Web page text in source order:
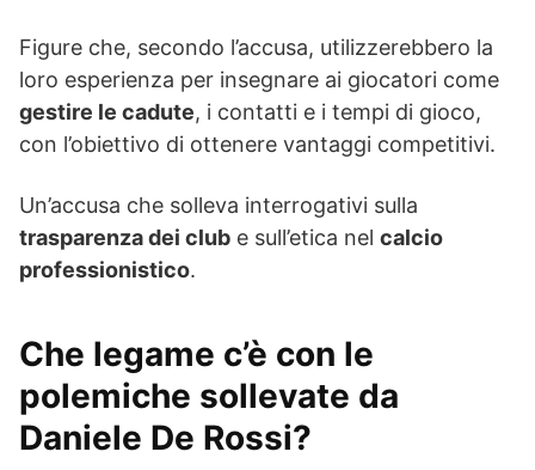
Figure che, secondo l’accusa, utilizzerebbero la
loro esperienza per insegnare ai giocatori come
gestire le cadute, i contatti e i tempi di gioco,
con l’obiettivo di ottenere vantaggi competitivi.
Un’accusa che solleva interrogativi sulla
trasparenza dei club e sull’etica nel calcio
professionistico.
Che legame c’è con le
polemiche sollevate da
Daniele De Rossi?